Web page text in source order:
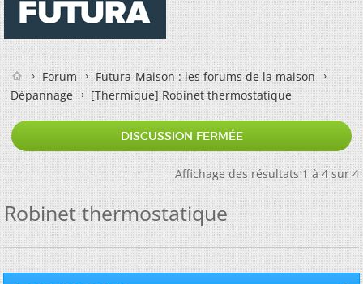
Forum
Futura-Maison : les forums de la maison
Dépannage
[Thermique]Robinet thermostatique
DISCUSSION FERMÉE
Affichage des résultats 1 à 4 sur 4
Robinet thermostatique